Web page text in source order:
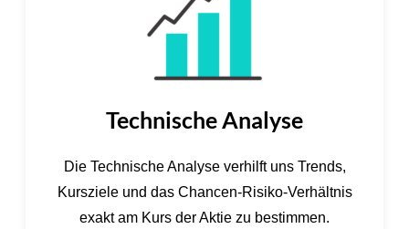
Technische Analyse
Die Technische Analyse verhilft uns Trends,
Kursziele und das Chancen-Risiko-Verhältnis
exakt am Kurs der Aktie zu bestimmen.